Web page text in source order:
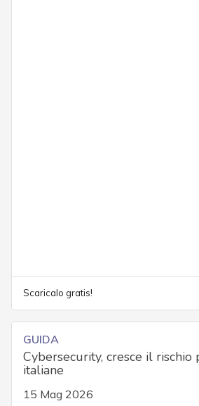
Scaricalo gratis!
GUIDA
Cybersecurity, cresce il
italiane
15 Mag 2026